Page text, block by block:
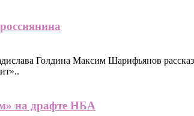
Голдина Максим Шарифьянов
на драфте НБА